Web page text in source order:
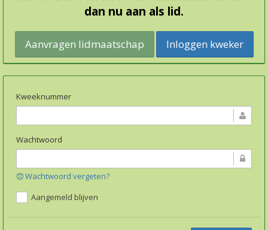
dan nu aan als lid.
Inloggen kweker
Kweeknummer
Wachtwoord
Wachtwoord vergeten?
Aangemeld blijven